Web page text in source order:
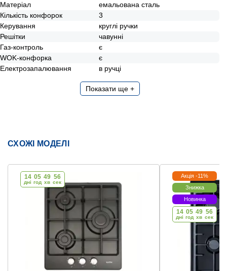
Матеріал
емальована сталь
Кількість конфорок
3
Керування
круглі ручки
Решітки
чавунні
Газ-контроль
є
WOK-конфорка
є
Електрозапалювання
в ручці
Показати ще +
СХОЖІ МОДЕЛІ
14
дні
05
год
49
хв
56
cек
Акція -11%
Знижка
Новинка
14
дні
05
год
49
хв
56
cек